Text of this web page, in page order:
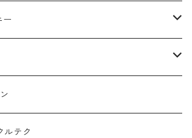
ンダロリアン
ー
ス
ズ
ク / ユニバーシティ
ルテク